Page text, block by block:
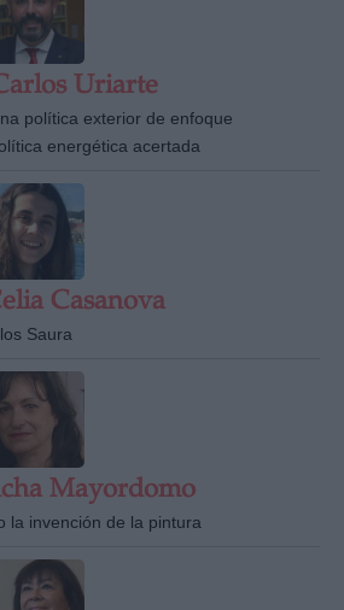
Uriarte
política exterior de enfoque
energética acertada
Casanova
Saura
Mayordomo
la invención de la pintura